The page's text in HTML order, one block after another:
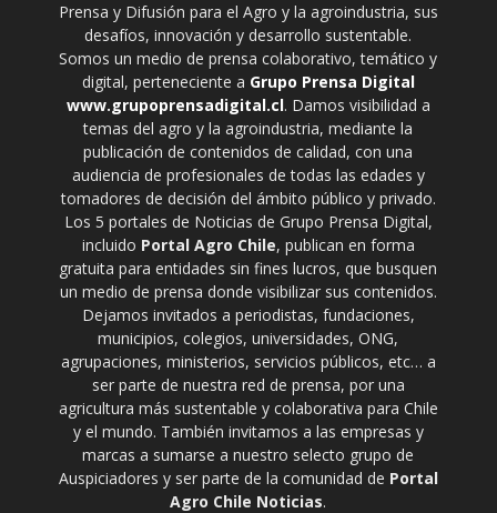
Prensa y Difusión para el Agro y la agroindustria, sus
desafíos, innovación y desarrollo sustentable.
Somos un medio de prensa colaborativo, temático y
digital, perteneciente a Grupo Prensa Digital
www.grupoprensadigital.cl. Damos visibilidad a
temas del agro y la agroindustria, mediante la
publicación de contenidos de calidad, con una
audiencia de profesionales de todas las edades y
tomadores de decisión del ámbito público y privado.
Los 5 portales de Noticias de Grupo Prensa Digital,
incluido Portal Agro Chile, publican en forma
gratuita para entidades sin fines lucros, que busquen
un medio de prensa donde visibilizar sus contenidos.
Dejamos invitados a periodistas, fundaciones,
municipios, colegios, universidades, ONG,
agrupaciones, ministerios, servicios públicos, etc… a
ser parte de nuestra red de prensa, por una
agricultura más sustentable y colaborativa para Chile
y el mundo. También invitamos a las empresas y
marcas a sumarse a nuestro selecto grupo de
Auspiciadores y ser parte de la comunidad de Portal
Agro Chile Noticias.